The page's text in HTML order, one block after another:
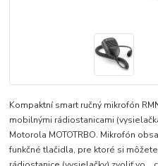
Kompaktní smart ručný mikrofón
mobilnými rádiostanicami
Motorola MOTOTRBO. Mikrofón
funkčné tlačidla, pre ktoré si